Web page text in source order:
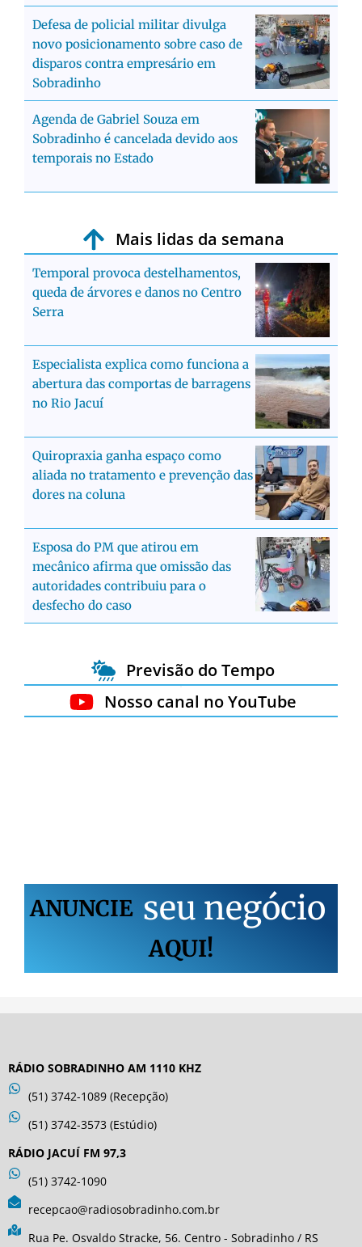
Defesa de policial militar divulga
novo posicionamento sobre caso de
disparos contra empresário em
Sobradinho
Agenda de Gabriel Souza em
Sobradinho é cancelada devido aos
temporais no Estado
Mais lidas da semana
Temporal provoca destelhamentos,
queda de árvores e danos no Centro
Serra
Especialista explica como funciona a
abertura das comportas de barragens
no Rio Jacuí
Quiropraxia ganha espaço como
aliada no tratamento e prevenção das
dores na coluna
Esposa do PM que atirou em
mecânico afirma que omissão das
autoridades contribuiu para o
desfecho do caso
Previsão do Tempo
Nosso canal no YouTube
ANUNCIE seu negócio
AQUI!
RÁDIO SOBRADINHO AM 1110 KHZ
(51) 3742-1089 (Recepção)
(51) 3742-3573 (Estúdio)
RÁDIO JACUÍ FM 97,3
(51) 3742-1090
recepcao@radiosobradinho.com.br
Rua Pe. Osvaldo Stracke, 56. Centro - Sobradinho / RS